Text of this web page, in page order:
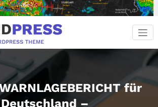
für
Deutschland –